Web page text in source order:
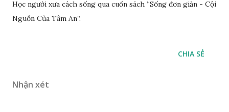
Học người xưa cách sống qua cuốn sách “Sống đơn giản - Cội
Nguồn Của Tâm An”.
CHIA SẺ
Nhận xét